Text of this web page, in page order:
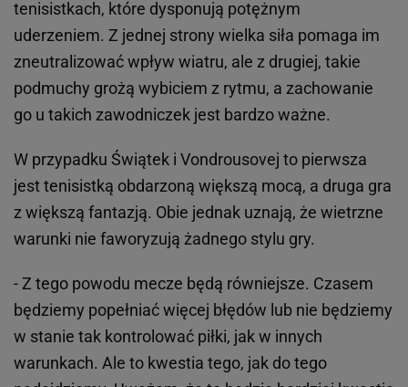
tenisistkach, które dysponują potężnym
uderzeniem. Z jednej strony wielka siła pomaga im
zneutralizować wpływ wiatru, ale z drugiej, takie
podmuchy grożą wybiciem z rytmu, a zachowanie
go u takich zawodniczek jest bardzo ważne.
W przypadku Świątek i Vondrousovej to pierwsza
jest tenisistką obdarzoną większą mocą, a druga gra
z większą fantazją. Obie jednak uznają, że wietrzne
warunki nie faworyzują żadnego stylu gry.
- Z tego powodu mecze będą równiejsze. Czasem
będziemy popełniać więcej błędów lub nie będziemy
w stanie tak kontrolować piłki, jak w innych
warunkach. Ale to kwestia tego, jak do tego